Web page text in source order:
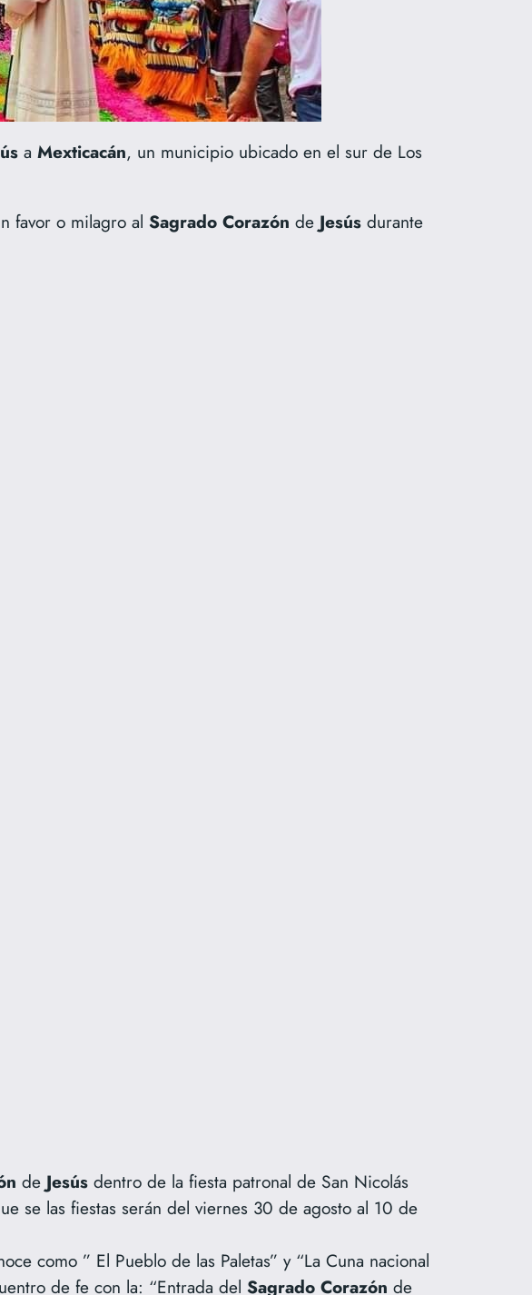
a Mexticacán, un municipio ubicado en el sur de Los
favor o milagro al Sagrado Corazón de Jesús durante
de Jesús dentro de la fiesta patronal de San Nicolás
se las fiestas serán del viernes 30 de agosto al 10 de
como ” El Pueblo de las Paletas” y “La Cuna nacional
de fe con la: “Entrada del Sagrado Corazón de